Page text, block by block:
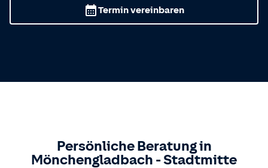
Termin vereinbaren
Persönliche Beratung in
Mönchengladbach -Stadtmitte